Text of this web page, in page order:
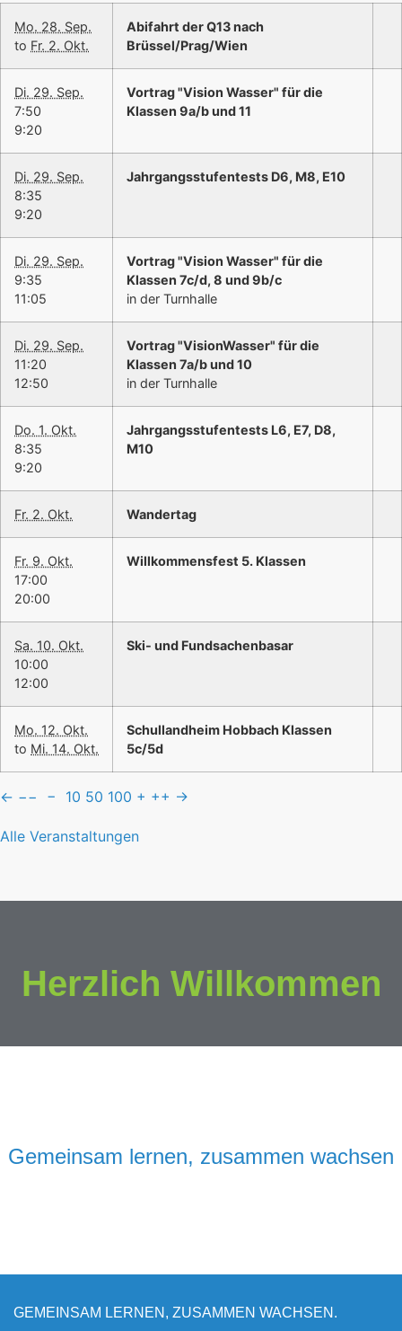
Mo. 28. Sep.
to Fr. 2. Okt.
Abifahrt der Q13 nach
Brüssel/Prag/Wien
Di. 29. Sep.
7:50
9:20
Vortrag "Vision Wasser" für die
Klassen 9a/b und 11
Di. 29. Sep.
8:35
9:20
Jahrgangsstufentests D6, M8, E10
Di. 29. Sep.
9:35
11:05
Vortrag "Vision Wasser" für die
Klassen 7c/d, 8 und 9b/c
in der Turnhalle
Di. 29. Sep.
11:20
12:50
Vortrag "VisionWasser" für die
Klassen 7a/b und 10
in der Turnhalle
Do. 1. Okt.
8:35
9:20
Jahrgangsstufentests L6, E7, D8,
M10
Fr. 2. Okt. Wandertag
Fr. 9. Okt.
17:00
20:00
Willkommensfest 5. Klassen
Sa. 10. Okt.
10:00
12:00
Ski- und Fundsachenbasar
Mo. 12. Okt.
to Mi. 14. Okt.
Schullandheim Hobbach Klassen
5c/5d
← −− − 10 50 100 + ++ →
Alle Veranstaltungen
Herzlich Willkommen
Gemeinsam lernen, zusammen wachsen
GEMEINSAM LERNEN, ZUSAMMEN WACHSEN.